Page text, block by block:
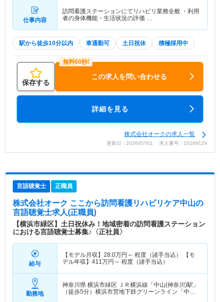
仕事内容
訪問看護ステーションにてリハビリ業務全般 ・利用
者の身体機能・生活状況の評価 …
駅から徒歩10分以内 車通勤可 土日祝休 積極採用中
保存する
この求人を問い合わせる
詳細を見る
株式会社オークの求人一覧
更新日：2026/07/01 求人番号：10269129
言語聴覚士 正職員
株式会社オーク ここから訪問看護リハビリケア中山の
言語聴覚士求人(正職員)
【横浜市緑区】土日祝休み！地域密着の訪問看護ステーション
における言語聴覚士募集♪〈正社員〉
給与
【モデル月収】 28.0万円～ 程度（諸手当込） 【モ
デル年収】 411万円～ 程度（諸手当込）
勤務地
神奈川県 横浜市緑区 ＪＲ横浜線「中山(神奈川)駅」
（徒歩5分）横浜市営地下鉄グリーンライン「中山